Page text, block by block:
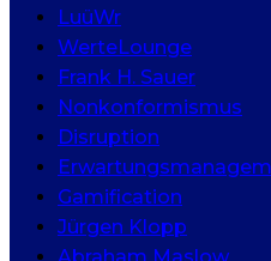
LuüWr
WerteLounge
Frank H. Sauer
Nonkonformismus
Disruption
Gamification
Jürgen Klopp